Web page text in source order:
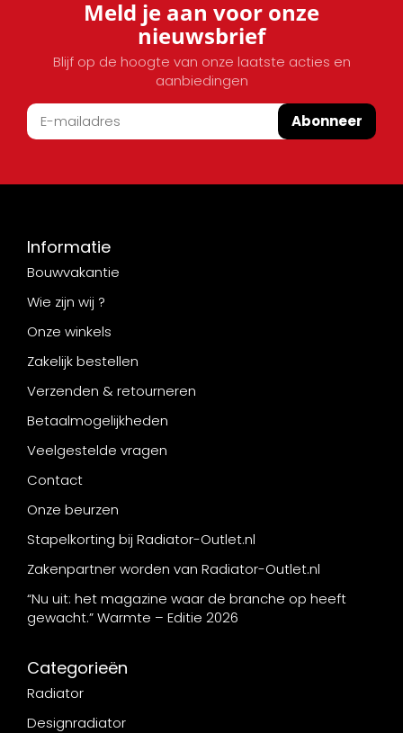
Meld je aan voor onze
nieuwsbrief
Blijf op de hoogte van onze laatste acties en
aanbiedingen
Abonneer
Informatie
Bouwvakantie
Wie zijn wij ?
Onze winkels
Zakelijk bestellen
Verzenden & retourneren
Betaalmogelijkheden
Veelgestelde vragen
Contact
Onze beurzen
Stapelkorting bij Radiator-Outlet.nl
Zakenpartner worden van Radiator-Outlet.nl
“Nu uit: het magazine waar de branche op heeft
gewacht.” Warmte – Editie 2026
Categorieën
Radiator
Designradiator